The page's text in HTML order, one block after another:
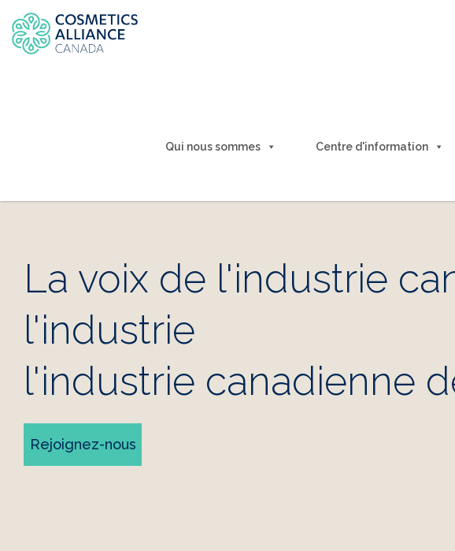
Qui nous sommes Centre d'information
La voix de l'industrie
l'industrie
l'industrie canadienne
Rejoignez-nous